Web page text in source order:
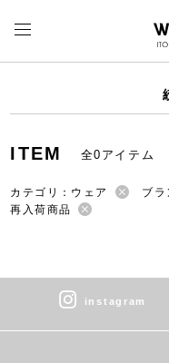
ITEM 全0アイテム
カテゴリ：ウェア
ブ
再入荷商品
instagram